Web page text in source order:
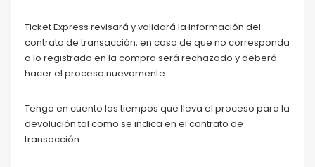
Ticket Express revisará y validará la información del
contrato de transacción, en caso de que no corresponda
a lo registrado en la compra será rechazado y deberá
hacer el proceso nuevamente.
Tenga en cuento los tiempos que lleva el proceso para la
devolución tal como se indica en el contrato de
transacción.